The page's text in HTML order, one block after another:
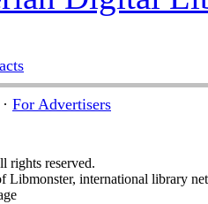
· For Advertisers
rights reserved.
Libmonster, international library